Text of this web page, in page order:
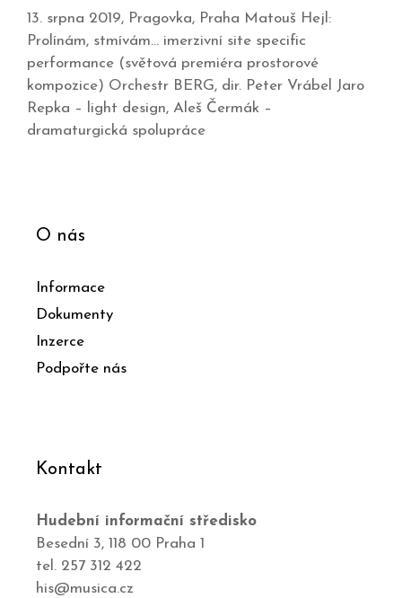
13. srpna 2019, Pragovka, Praha Matouš Hejl:
Prolínám, stmívám… imerzivní site specific
performance (světová premiéra prostorové
kompozice) Orchestr BERG, dir. Peter Vrábel Jaro
Repka – light design, Aleš Čermák –
dramaturgická spolupráce
O nás
Informace
Dokumenty
Inzerce
Podpořte nás
Kontakt
Hudební informační středisko
Besední 3, 118 00 Praha 1
tel. 257 312 422
his@musica.cz